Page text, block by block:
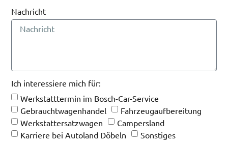
Nachricht
Ich interessiere mich für:
Werkstatttermin im Bosch-Car-Service
Gebrauchtwagenhandel
Fahrzeugaufbereitung
Werkstattersatzwagen
Campersland
Karriere bei Autoland Döbeln
Sonstiges